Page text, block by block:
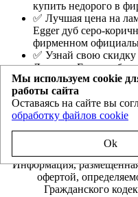
купить недорого в
✅ Лучшая цена на
Egger дуб серо-
фирменном
✅ Узнай свою
Ламинат Egger дуб
шоу-румах или по
Egger.spb.ru - магазин
Петербурге
Информация,
офертой,
Гражданского
Мы используем cookie
работы сайта
Оставаясь на сайте вы
обработку файлов cookie
Ok